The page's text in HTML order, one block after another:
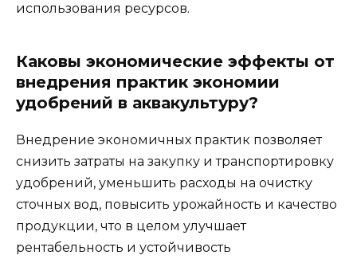
использования ресурсов.
Каковы экономические эффекты от
внедрения практик экономии
удобрений в аквакультуру?
Внедрение экономичных практик позволяет
снизить затраты на закупку и транспортировку
удобрений, уменьшить расходы на очистку
сточных вод, повысить урожайность и качество
продукции, что в целом улучшает
рентабельность и устойчивость